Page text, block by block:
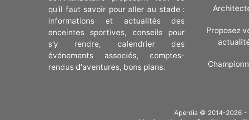
qu'il faut savoir pour aller au stade :
informations et actualités des
enceintes sportives, conseils pour
s'y rendre, calendrier des
événements associés, comptes-
rendus d'aventures, bons plans.
Proposez
Aperdia © 2014-2026 -